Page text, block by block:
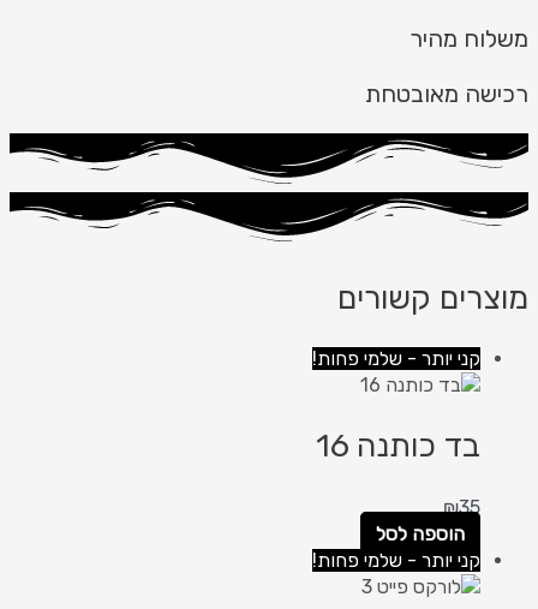
משלוח מהיר
רכישה מאובטחת
מוצרים קשורים
קני יותר - שלמי פחות!
בד כותנה 16
₪35
הוספה לסל
קני יותר - שלמי פחות!